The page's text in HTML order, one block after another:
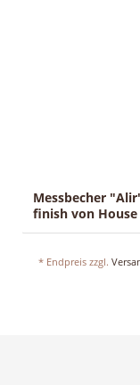
Messbecher
finish von
* Endpreis zzgl.